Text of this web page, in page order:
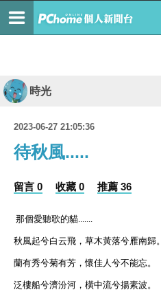
時光
2023-06-27 21:05:36
待秋風.....
留言 0 收藏 0 推薦 36
那個愛聽歌的貓.......
秋風起兮白云飛，草木黃落兮雁南歸。
蘭有秀兮菊有芳，懷佳人兮不能忘。
泛樓船兮濟汾河，橫中流兮揚素波。